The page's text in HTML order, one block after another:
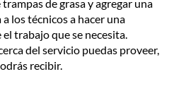
de grasa y agregar una
los técnicos a hacer una
trabajo que se necesita.
del servicio puedas proveer,
recibir.